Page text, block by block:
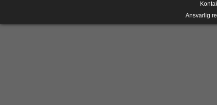
Ansvarlig